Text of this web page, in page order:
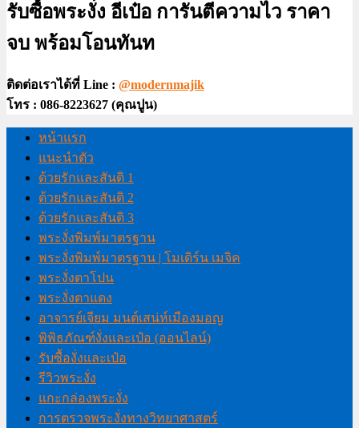
รับซื้อพระงั่ง อีเป๋อ การันตีความไว ราคา
จบ พร้อมโอนทันท
ติดต่อเราได้ที่ Line : @modernmajik
โทร : 086-8223627 (คุณปูน)
หน้าแรก
แนะนำตัว
ด้วยรักและสันติ 1
ด้วยรักและสันติ 2
ด้วยรักและสันติ 3
พระงั่งพิมพ์มาตรฐาน
พระงั่งพิมพ์มาตรฐาน | โมเดิร์น เมจิค
พระงั่งตาโปน
พระงั่งตาแดง
อาจารย์เจียม มนต์เสน่ห์เมืองมอญ
พิพิธภัณฑ์งั่งและเป๋อ (ออนไลน์)
รับซื้องั่งและเป๋อ
รีวิวพระงั่ง
แกะกล่องพระงั่ง
การตรวจพระงั่งทางวิทยาศาสตร์